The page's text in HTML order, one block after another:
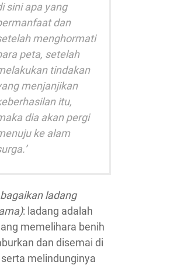
sini apa yang
dan
menghormati
peta, setelah
tindakan
menjanjikan
itu,
dia akan pergi
ke alam
bagaikan ladang
: ladang adalah
memelihara benih
dan disemai di
melindunginya